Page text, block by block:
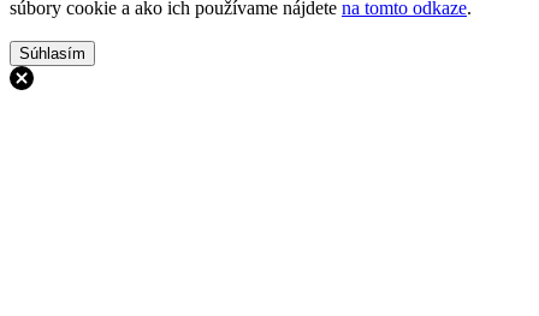
súbory cookie a ako ich používame nájdete na tomto odkaze.
Súhlasím